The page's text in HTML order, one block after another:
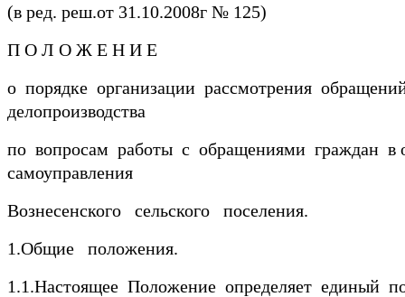
(в ред. реш.от 31.10.2008г № 125)
П О Л О Ж Е Н И Е
о порядке организации рассмотрения
делопроизводства
по вопросам работы с обращениями граждан в
самоуправления
Вознесенского сельского поселения.
1.Общие положения.
1.1.Настоящее Положение определяет единый